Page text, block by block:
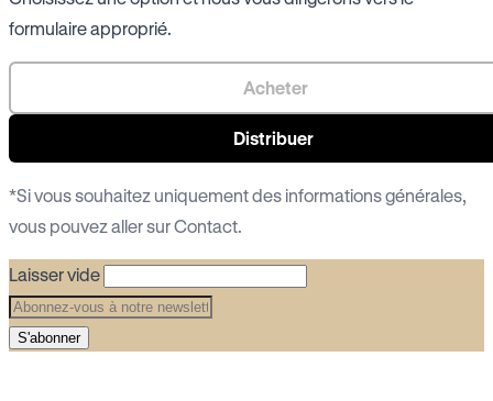
formulaire approprié.
Acheter
Distribuer
*Si vous souhaitez uniquement des informations générales,
vous pouvez aller surContact.
Laisser vide
S'abonner